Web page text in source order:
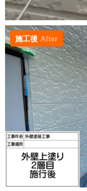
施工後 After